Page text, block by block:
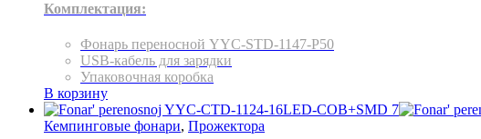
Комплектация:
Фонарь переносной YYC-STD-1147-P50
USB-кабель для зарядки
Упаковочная коробка
В корзину
Кемпинговые фонари, Прожектора